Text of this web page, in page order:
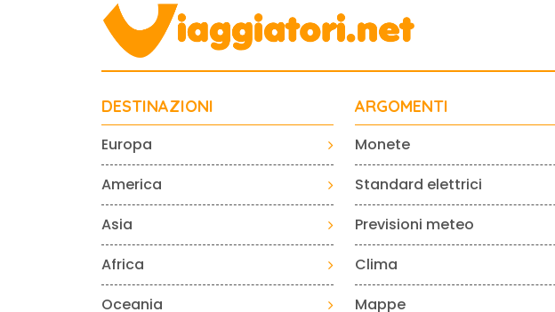
DESTINAZIONI
Europa
America
Asia
Africa
Oceania
ARGOMENTI
Monete
Standard elettrici
Previsioni meteo
Clima
Mappe